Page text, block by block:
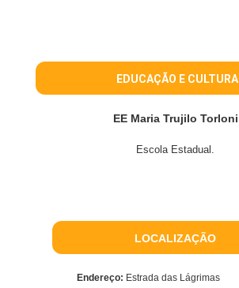
EDUCAÇÃO E CULTURA
EE Maria Trujilo Torloni
Escola Estadual.
LOCALIZAÇÃO
Endereço: Estrada das Lágrimas